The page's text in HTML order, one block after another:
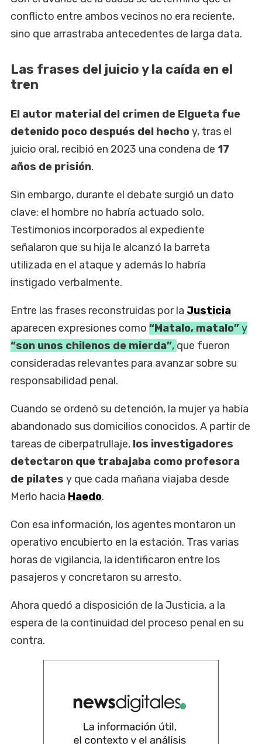
conflicto entre ambos vecinos no era reciente,
sino que arrastraba antecedentes de larga data.
Las frases del juicio y la caída en el
tren
El autor material del crimen de Elgueta fue
detenido poco después del hechoy, tras el
juicio oral, recibió en 2023 una condena de 17
años de prisión.
Sin embargo, durante el debate surgió un dato
clave: el hombre no habría actuado solo.
Testimonios incorporados al expediente
señalaron que su hija le alcanzó la barreta
utilizada en el ataque y además lo habría
instigado verbalmente.
Entre las frases reconstruidas por la Justicia
aparecen expresiones como “Matalo, matalo”y
“son unos chilenos de mierda”, que fueron
consideradas relevantes para avanzar sobre su
responsabilidad penal.
Cuando se ordenó su detención, la mujer ya había
abandonado sus domicilios conocidos. A partir de
tareas de ciberpatrullaje, los investigadores
detectaron que trabajaba como profesora
de pilates y que cada mañana viajaba desde
Merlo hacia Haedo.
Con esa información, los agentes montaron un
operativo encubierto en la estación. Tras varias
horas de vigilancia, la identificaron entre los
pasajeros y concretaron su arresto.
Ahora quedó a disposición de la Justicia, a la
espera de la continuidad del proceso penal en su
contra.